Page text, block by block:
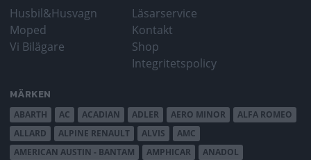
Husbil&Husvagn
Moped
Vi Bilägare
Läsarservice
Kontakt
Shop
Integritetspolicy
MÄRKEN
ABARTH AC ACADIAN ADLER AERO MINOR
ALFA ROMEO
ALLARD
ALPINE RENAULT ALVIS
AMC
AMERICAN AUSTIN - BANTAM
AMPHICAR
ANADOL